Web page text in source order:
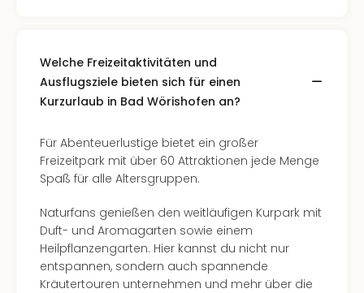
Welche Freizeitaktivitäten und
Ausflugsziele bieten sich für einen
Kurzurlaub in Bad Wörishofen an?
Für Abenteuerlustige bietet ein großer
Freizeitpark mit über 60 Attraktionen jede Menge
Spaß für alle Altersgruppen.
Naturfans genießen den weitläufigen Kurpark mit
Duft- und Aromagarten sowie einem
Heilpflanzengarten. Hier kannst du nicht nur
entspannen, sondern auch spannende
Kräutertouren unternehmen und mehr über die